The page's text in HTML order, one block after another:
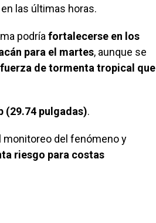
las últimas horas.
podríafortalecerse en los
para el martes, aunque se
de tormenta tropical que
(29.74 pulgadas).
monitoreo del fenómeno y
riesgo para costas